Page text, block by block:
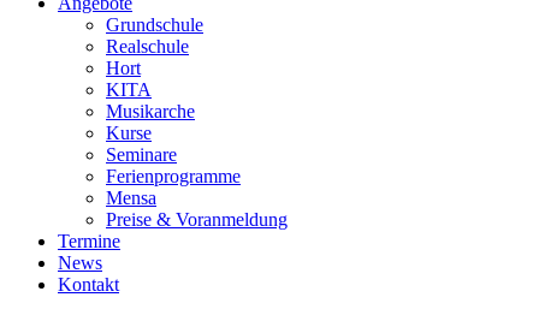
Grundschule
Realschule
Hort
KITA
Musikarche
Kurse
Seminare
Ferienprogramme
Mensa
Preise & Voranmeldung
Termine
News
Kontakt